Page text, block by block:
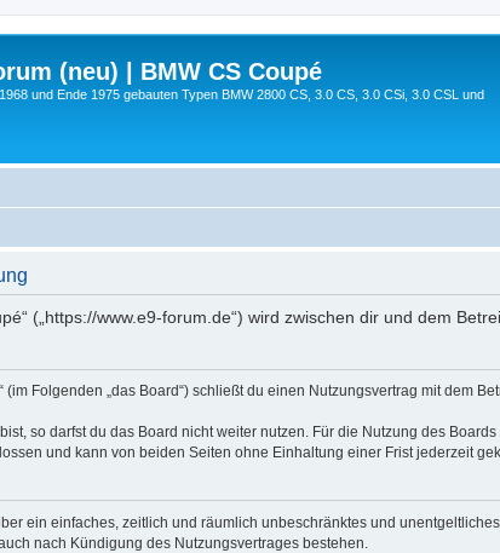
(neu) | BMW CS Coupé
und Ende 1975 gebauten Typen BMW 2800 CS, 3.0 CS, 3.0 CSi, 3.0 CSL und
(„https://www.e9-forum.de“) wird zwischen dir und dem
(im Folgenden „das Board“) schließt du einen Nutzungsvertrag mit dem
so darfst du das Board nicht weiter nutzen. Für die Nutzung des
und kann von beiden Seiten ohne Einhaltung einer Frist jederzeit
ein einfaches, zeitlich und räumlich unbeschränktes und
nach Kündigung des Nutzungsvertrages bestehen.